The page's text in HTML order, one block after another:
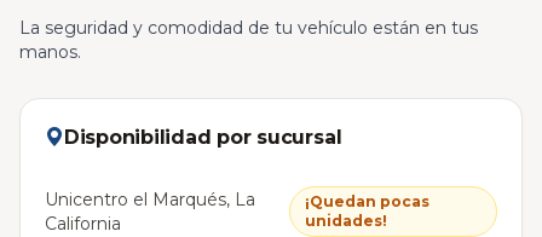
La seguridad y comodidad de tu vehículo están en tus
manos.
Disponibilidad por sucursal
Unicentro el Marqués, La
California
¡Quedan pocas
unidades!